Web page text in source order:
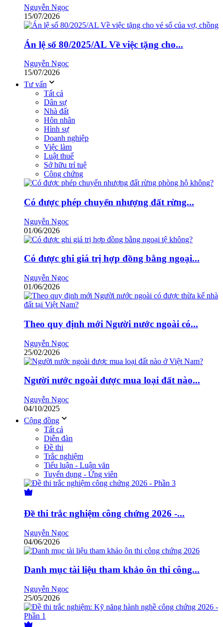
Nguyễn Ngọc
15/07/2026
Án lệ số 80/2025/AL Về việc tặng cho...
Nguyễn Ngọc
15/07/2026
Tư vấn
Tất cả
Dân sự
Nhà đất
Hôn nhân
Hình sự
Doanh nghiệp
Việc làm
Luật thuế
Sở hữu trí tuệ
Công chứng
Có được phép chuyển nhượng đất rừng...
Nguyễn Ngọc
01/06/2026
Có được ghi giá trị hợp đồng bằng ngoại...
Nguyễn Ngọc
01/06/2026
Theo quy định mới Người nước ngoài có...
Nguyễn Ngọc
25/02/2026
Người nước ngoài được mua loại đất nào...
Nguyễn Ngọc
04/10/2025
Cộng đồng
Tất cả
Diễn đàn
Đề thi
Trắc nghiệm
Tiểu luận - Luận văn
Tuyển dụng - Ứng viên
Đề thi trắc nghiệm công chứng 2026 -...
Nguyễn Ngọc
04/06/2026
Danh mục tài liệu tham khảo ôn thi công...
Nguyễn Ngọc
25/05/2026